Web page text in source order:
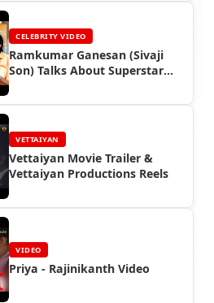
CELEBRITY VIDEO
Ramkumar Ganesan (Sivaji
Son) Talks About Superstar
VETTAIYAN
Vettaiyan Movie Trailer &
Vettaiyan Productions Reels
VIDEO
Priya - Rajinikanth Video